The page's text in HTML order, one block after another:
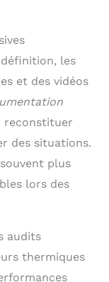
les
et des vidéos
reconstituer
des situations.
plus
lors des
audits
thermiques